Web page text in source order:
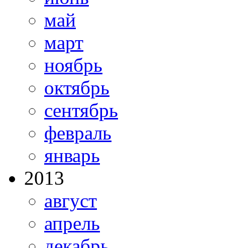
май
март
ноябрь
октябрь
сентябрь
февраль
январь
2013
август
апрель